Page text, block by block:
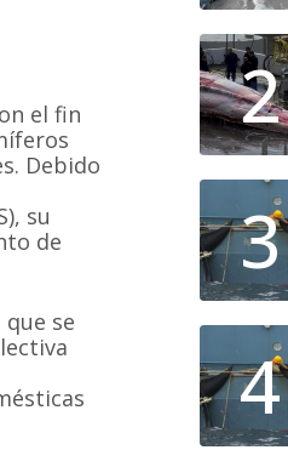
el fin
Debido
su
de
se
2
3
4
MAPA DEL SITIO
Proyectos
somos